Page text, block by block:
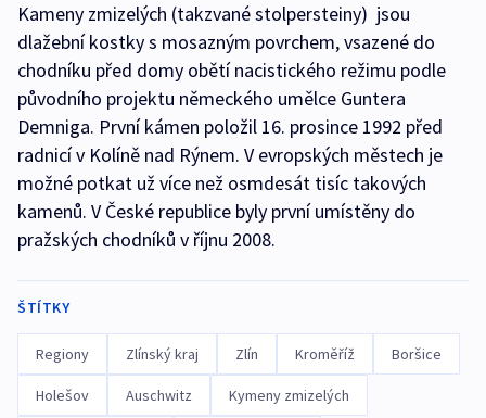
Kameny zmizelých (takzvané stolpersteiny) jsou
dlažební kostky s mosazným povrchem, vsazené do
chodníku před domy obětí nacistického režimu podle
původního projektu německého umělce Guntera
Demniga. První kámen položil 16. prosince 1992 před
radnicí v Kolíně nad Rýnem. V evropských městech je
možné potkat už více než osmdesát tisíc takových
kamenů. V České republice byly první umístěny do
pražských chodníků v říjnu 2008.
ŠTÍTKY
Regiony Zlínský kraj Zlín Kroměříž Boršice
Holešov Auschwitz Kymeny zmizelých